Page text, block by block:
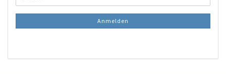
ZUR
NEWSLETTER-
Mail
Anmelden